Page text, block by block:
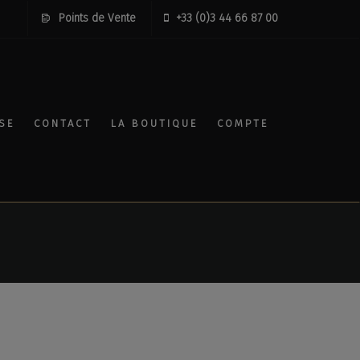
Points de Vente +33 (0)3 44 66 87 00
CONTACT LA BOUTIQUE COMPTE